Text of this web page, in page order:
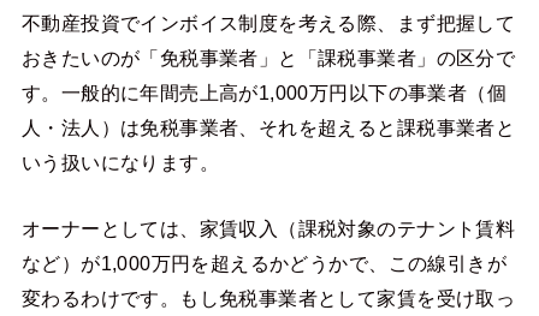
不動産投資でインボイス制度を考える際、まず把握して
おきたいのが「免税事業者」と「課税事業者」の区分で
す。一般的に年間売上高が1,000万円以下の事業者（個
人・法人）は免税事業者、それを超えると課税事業者と
いう扱いになります。
オーナーとしては、家賃収入（課税対象のテナント賃料
など）が1,000万円を超えるかどうかで、この線引きが
変わるわけです。もし免税事業者として家賃を受け取っ